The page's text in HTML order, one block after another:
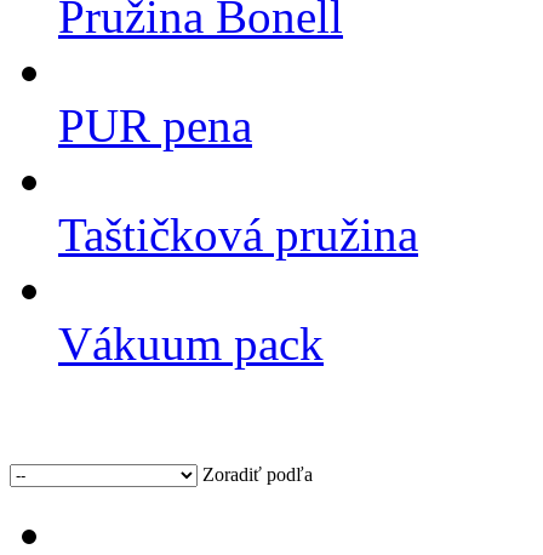
Pružina Bonell
PUR pena
Taštičková pružina
Vákuum pack
Zoradiť podľa